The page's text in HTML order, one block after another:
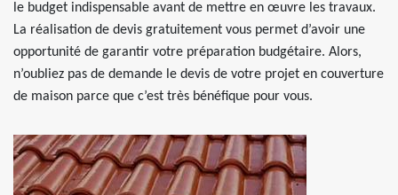
le budget indispensable avant de mettre en œuvre les travaux.
La réalisation de devis gratuitement vous permet d’avoir une
opportunité de garantir votre préparation budgétaire. Alors,
n’oubliez pas de demande le devis de votre projet en couverture
de maison parce que c’est très bénéfique pour vous.